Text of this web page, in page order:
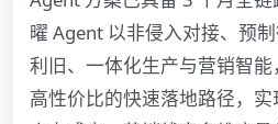
曜 Agent 以非侵入对接、预
利旧、一体化生产与营销智
高性价比的快速落地路径，实